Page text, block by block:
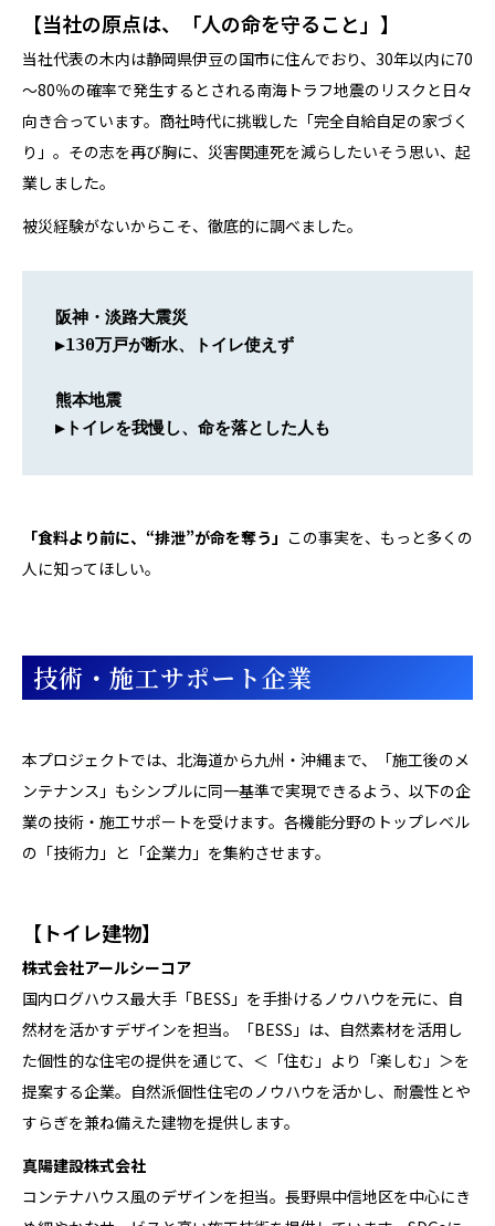
【当社の原点は、「人の命を守ること」】
当社代表の木内は静岡県伊豆の国市に住んでおり、30年以内に70
～80％の確率で発生するとされる南海トラフ地震のリスクと日々
向き合っています。商社時代に挑戦した「完全自給自足の家づく
り」。その志を再び胸に、災害関連死を減らしたい――そう思い、起
業しました。
被災経験がないからこそ、徹底的に調べました。
阪神・淡路大震災
▶130万戸が断水、トイレ使えず
熊本地震
▶ トイレを我慢し、命を落とした人も
「食料より前に、“排泄”が命を奪う」 この事実を、もっと多くの
人に知ってほしい。
技術・施工サポート企業
本プロジェクトでは、北海道から九州・沖縄まで、「施工後のメ
ンテナンス」もシンプルに同一基準で実現できるよう、以下の企
業の技術・施工サポートを受けます。各機能分野のトップレベル
の「技術力」と「企業力」を集約させます。
【トイレ建物】
株式会社アールシーコア
国内ログハウス最大手「BESS」を手掛けるノウハウを元に、自
然材を活かすデザインを担当。「BESS」は、自然素材を活用し
た個性的な住宅の提供を通じて、＜「住む」より「楽しむ」＞を
提案する企業。自然派個性住宅のノウハウを活かし、耐震性とや
すらぎを兼ね備えた建物を提供します。
真陽建設株式会社
コンテナハウス風のデザインを担当。長野県中信地区を中心にき